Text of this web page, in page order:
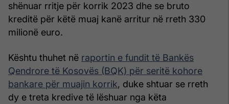
shënuar rritje për korrik 2023 dhe se bruto
kreditë për këtë muaj kanë arritur në rreth 330
milionë euro.
Kështu thuhet në raportin e fundit të Bankës
Qendrore të Kosovës (BQK) për seritë kohore
bankare për muajin korrik, duke shtuar se rreth
dy e treta kredive të lëshuar nga këta